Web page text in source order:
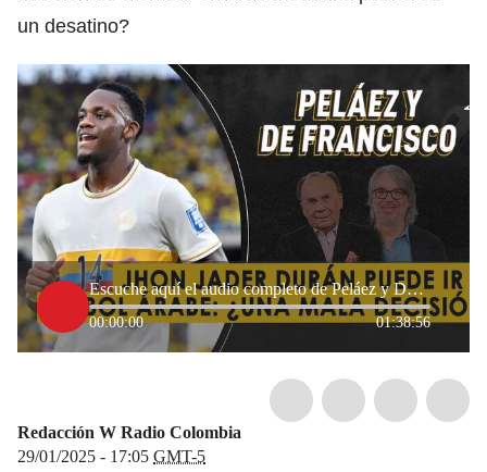
un desatino?
Escuche aquí el audio completo de Peláez y De Francisco de este 29 de enero de 2025
00:00:00 01:38:56
Redacción W Radio Colombia
29/01/2025 - 17:05 GMT-5